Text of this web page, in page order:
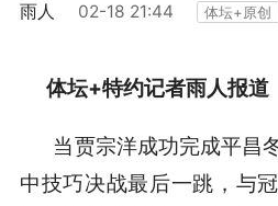
雨人 02-18 21:44 体坛+原创
体坛+特约记者雨人报道
当贾宗洋成功完成平昌
中技巧决战最后一跳，与